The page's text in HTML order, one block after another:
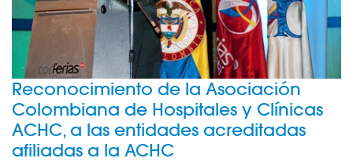
Reconocimiento de la Asociación
Colombiana de Hospitales y Clínicas
ACHC, a las entidades acreditadas
afiliadas a la ACHC